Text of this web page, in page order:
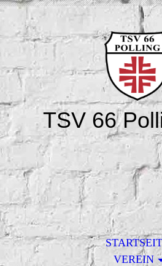
TSV 66
VEREIN